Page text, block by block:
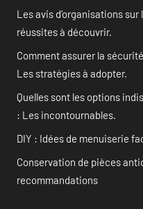
Les avis d’organisations
réussites à découvrir.
Comment assurer la
Les stratégies à adopter.
Quelles sont les options
: Les incontournables.
DIY : Idées de menuiserie
Conservation de pièces
recommandations